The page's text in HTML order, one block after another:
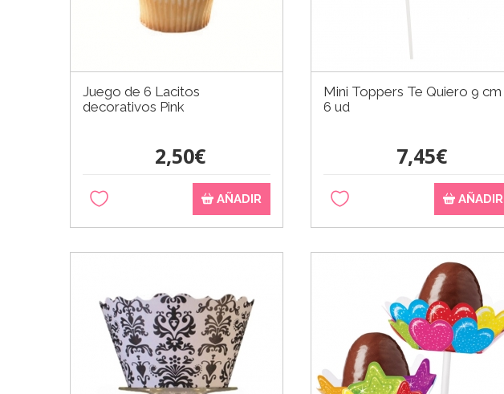
Juego de 6 Lacitos
decorativos Pink
2,50€
AÑADIR
Mini Toppers Te Quiero 9 cm
6 ud
7,45€
AÑADIR